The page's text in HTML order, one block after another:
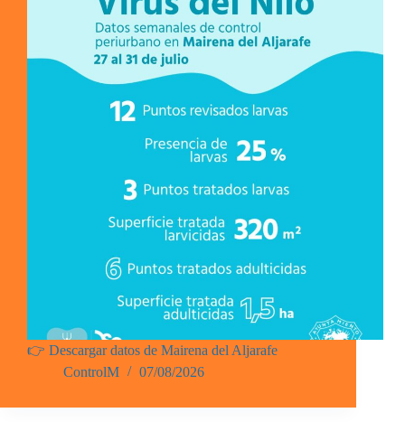
👉 Descargar datos de Mairena del Aljarafe
ControlM
07/08/2026